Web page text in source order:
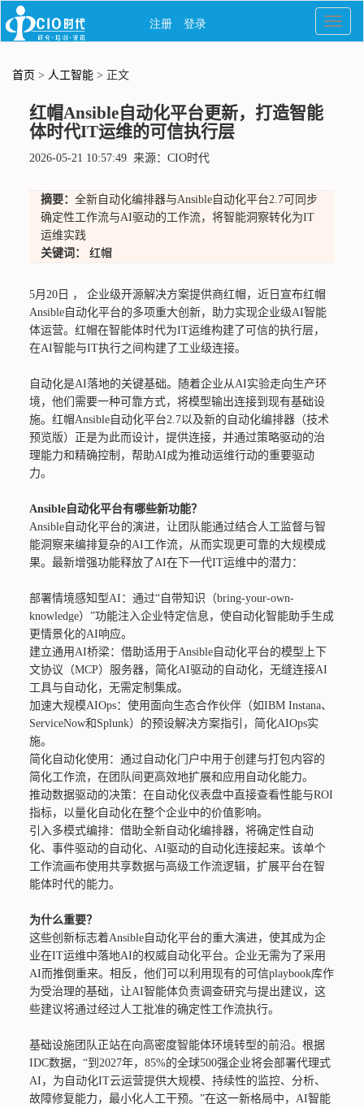
首页 > 人工智能 > 正文
红帽Ansible自动化平台更新，打造智能
体时代IT运维的可信执行层
2026-05-21 10:57:49 来源：CIO时代
摘要： 全新自动化编排器与Ansible自动化平台2.7可同步
确定性工作流与AI驱动的工作流，将智能洞察转化为IT
运维实践
关键词：
红帽
5月20日 ， 企业级开源解决方案提供商红帽，近日宣布红帽
Ansible自动化平台的多项重大创新，助力实现企业级AI智能
体运营。红帽在智能体时代为IT运维构建了可信的执行层，
在AI智能与IT执行之间构建了工业级连接。
自动化是AI落地的关键基础。随着企业从AI实验走向生产环
境，他们需要一种可靠方式，将模型输出连接到现有基础设
施。红帽Ansible自动化平台2.7以及新的自动化编排器（技术
预览版）正是为此而设计，提供连接，并通过策略驱动的治
理能力和精确控制，帮助AI成为推动运维行动的重要驱动
力。
Ansible自动化平台有哪些新功能？
Ansible自动化平台的演进，让团队能通过结合人工监督与智
能洞察来编排复杂的AI工作流，从而实现更可靠的大规模成
果。最新增强功能释放了AI在下一代IT运维中的潜力：
部署情境感知型AI：通过“自带知识（bring-your-own-
knowledge）”功能注入企业特定信息，使自动化智能助手生成
更情景化的AI响应。
建立通用AI桥梁：借助适用于Ansible自动化平台的模型上下
文协议（MCP）服务器，简化AI驱动的自动化，无缝连接AI
工具与自动化，无需定制集成。
加速大规模AIOps：使用面向生态合作伙伴（如IBM Instana、
ServiceNow和Splunk）的预设解决方案指引，简化AIOps实
施。
简化自动化使用：通过自动化门户中用于创建与打包内容的
简化工作流，在团队间更高效地扩展和应用自动化能力。
推动数据驱动的决策：在自动化仪表盘中直接查看性能与ROI
指标，以量化自动化在整个企业中的价值影响。
引入多模式编排：借助全新自动化编排器，将确定性自动
化、事件驱动的自动化、AI驱动的自动化连接起来。该单个
工作流画布使用共享数据与高级工作流逻辑，扩展平台在智
能体时代的能力。
为什么重要？
这些创新标志着Ansible自动化平台的重大演进，使其成为企
业在IT运维中落地AI的权威自动化平台。企业无需为了采用
AI而推倒重来。相反，他们可以利用现有的可信playbook库作
为受治理的基础，让AI智能体负责调查研究与提出建议，这
些建议将通过经过人工批准的确定性工作流执行。
基础设施团队正站在向高密度智能体环境转型的前沿。根据
IDC数据，“到2027年，85%的全球500强企业将会部署代理式
AI，为自动化IT云运营提供大规模、持续性的监控、分析、
故障修复能力，最小化人工干预。”在这一新格局中，AI智能